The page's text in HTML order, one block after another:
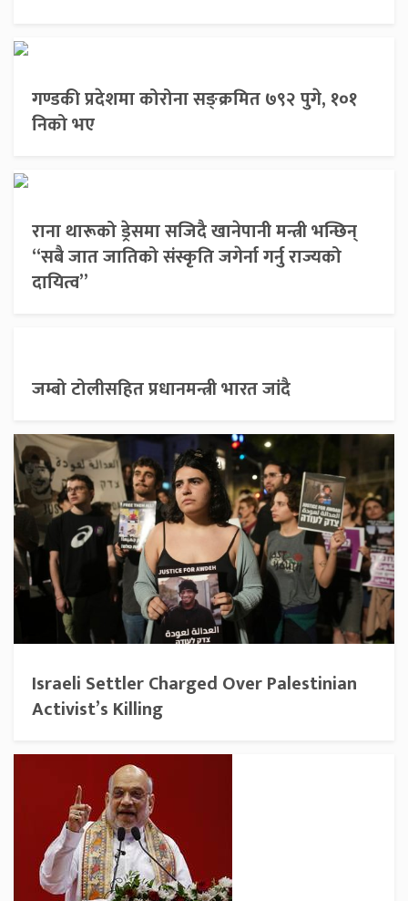
गण्डकी प्रदेशमा कोरोना सङ्क्रमित ७९२ पुगे, १०१
निको भए
राना थारूको ड्रेसमा सजिदै खानेपानी मन्त्री भन्छिन्
“सबै जात जातिको संस्कृति जगेर्ना गर्नु राज्यको
दायित्व”
जम्बो टोलीसहित प्रधानमन्त्री भारत जांदै
Israeli Settler Charged Over Palestinian
Activist’s Killing